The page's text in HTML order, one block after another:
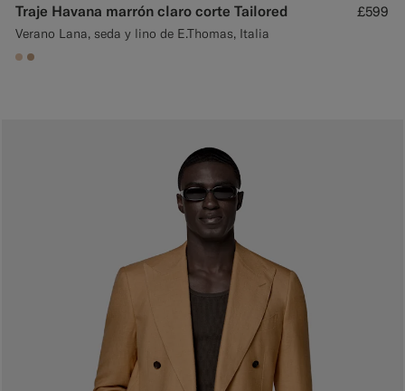
Traje Havana marrón claro corte Tailored
Verano Lana, seda y lino de E.Thomas, Italia
£599
#E4C4A9
#C4A181